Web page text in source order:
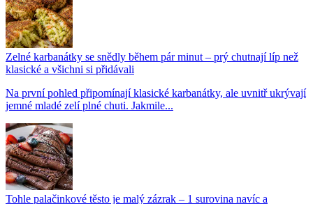
Zelné karbanátky se snědly během pár minut – prý chutnají líp než
klasické a všichni si přidávali
Na první pohled připomínají klasické karbanátky, ale uvnitř ukrývají
jemné mladé zelí plné chuti. Jakmile...
Tohle palačinkové těsto je malý zázrak – 1 surovina navíc a